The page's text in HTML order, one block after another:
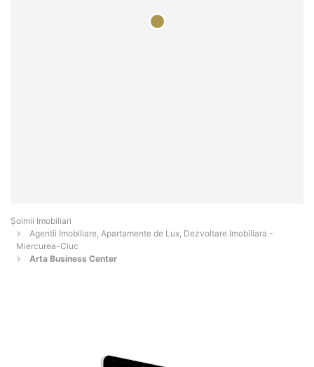
Șoimii Imobiliari
Agentii Imobiliare, Apartamente de Lux, Dezvoltare Imobiliara -
Miercurea-Ciuc
Arta Business Center